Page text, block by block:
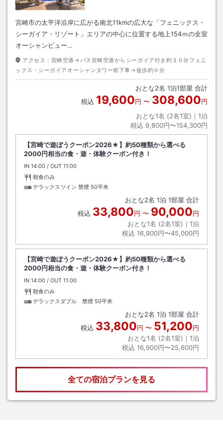
宮崎市の太平洋沿岸に広がる南北11kmの広大な「フェニックス・
シーガイア・リゾート」エリアの中心に位置する地上154ｍの全室
オーシャンビュー…
アクセス： 宮崎空港→バス宮崎空港からシーガイア行き約３０分フェニ
ックス・シーガイアオーシャンタワー前下車→徒歩約０分
おとな2名 1泊1部屋 合計
税込 19,600円 〜 308,600円
おとな1名 (2名1室)｜ 1泊
税込 9,800円〜154,300円
【宮崎で遊ぼうクーポン2026★】約50種類から選べる
2000円相当の食・遊・体験クーポン付き！
IN チェックイン
14:00 / OUT チェックアウト
11:00
朝食のみ
デラックスツイン 禁煙 50平米
おとな2名 1泊 1部屋 合計
税込 33,800円 〜 90,000円
おとな1名 (2名1室)｜ 1泊
税込 16,900円〜45,000円
【宮崎で遊ぼうクーポン2026★】約50種類から選べる
2000円相当の食・遊・体験クーポン付き！
IN チェックイン
14:00 / OUT チェックアウト
11:00
朝食のみ
デラックスダブル 禁煙 50平米
おとな2名 1泊 1部屋 合計
税込 33,800円 〜 51,200円
おとな1名 (2名1室)｜ 1泊
税込 16,900円〜25,600円
全ての宿泊プランを見る